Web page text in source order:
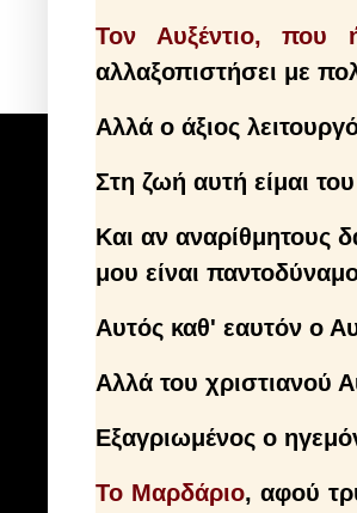
Τον Αυξέντιο, που
αλλαξοπιστήσει με
Αλλά ο άξιος
Στη ζωή αυτή είμαι
Και αν αναρίθμητους
μου είναι
Αυτός καθ' εαυτόν ο
Αλλά του χριστιανού
Εξαγριωμένος ο
Το Μαρδάριο, αφού